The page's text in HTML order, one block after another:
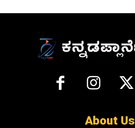
About Us